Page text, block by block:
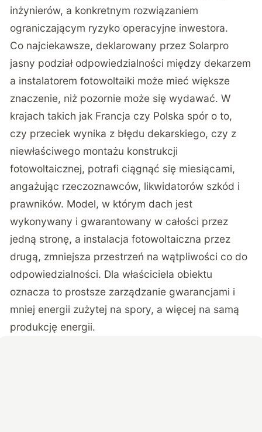
inżynierów, a konkretnym rozwiązaniem
ograniczającym ryzyko operacyjne inwestora.
Co najciekawsze, deklarowany przez Solarpro
jasny podział odpowiedzialności między dekarzem
a instalatorem fotowoltaiki może mieć większe
znaczenie, niż pozornie może się wydawać. W
krajach takich jak Francja czy Polska spór o to,
czy przeciek wynika z błędu dekarskiego, czy z
niewłaściwego montażu konstrukcji
fotowoltaicznej, potrafi ciągnąć się miesiącami,
angażując rzeczoznawców, likwidatorów szkód i
prawników. Model, w którym dach jest
wykonywany i gwarantowany w całości przez
jedną stronę, a instalacja fotowoltaiczna przez
drugą, zmniejsza przestrzeń na wątpliwości co do
odpowiedzialności. Dla właściciela obiektu
oznacza to prostsze zarządzanie gwarancjami i
mniej energii zużytej na spory, a więcej na samą
produkcję energii.